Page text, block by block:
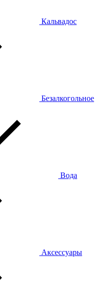
Кальвадос
Безалкогольное
Вода
Аксессуары